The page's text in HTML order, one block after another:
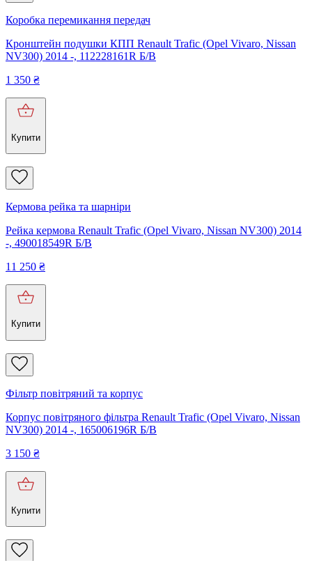
Коробка перемикання передач
Кронштейн подушки КПП Renault Trafic (Opel Vivaro, Nissan
NV300) 2014 -, 112228161R Б/В
1 350 ₴
Купити
Кермова рейка та шарніри
Рейка кермова Renault Trafic (Opel Vivaro, Nissan NV300) 2014
-, 490018549R Б/В
11 250 ₴
Купити
Фільтр повітряний та корпус
Корпус повітряного фільтра Renault Trafic (Opel Vivaro, Nissan
NV300) 2014 -, 165006196R Б/В
3 150 ₴
Купити